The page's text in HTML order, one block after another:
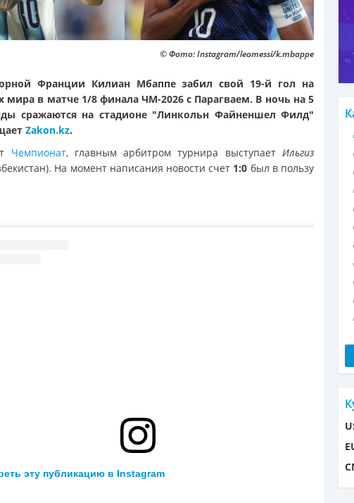
© Фото: Instagram/leomessi/k.mbappe
Франции Килиан Мбаппе забил свой 19-й гол на
мира в матче 1/8 финала ЧМ-2026 с Парагваем. В ночь на 5
сражаются на стадионе "Линкольн Файненшел Филд"
Zakon.kz.
Чемпионат, главным арбитром турнира выступает Ильгиз
На момент написания новости счет 1:0 был в пользу
эту публикацию в Instagram